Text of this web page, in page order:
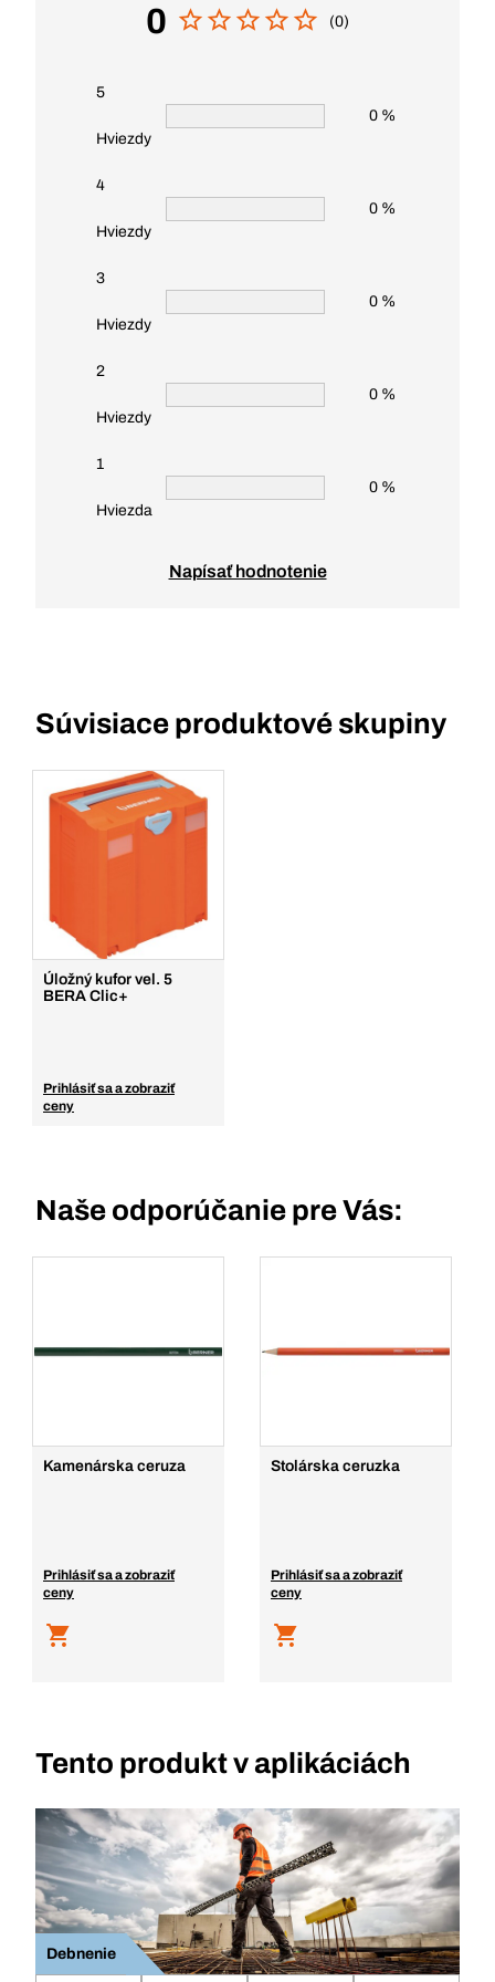
0 (0)
5
Hviezdy
0 %
4
Hviezdy
0 %
3
Hviezdy
0 %
2
Hviezdy
0 %
1
Hviezda
0 %
Napísať hodnotenie
Súvisiace produktové skupiny
Úložný kufor vel. 5
BERA Clic+
Prihlásiť sa a zobraziť
ceny
Naše odporúčanie pre Vás:
Kamenárska ceruza
Prihlásiť sa a zobraziť
ceny
Stolárska ceruzka
Prihlásiť sa a zobraziť
ceny
Tento produkt v aplikáciách
Debnenie